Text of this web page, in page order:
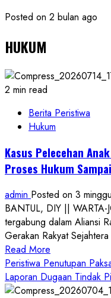
Posted on 2 bulan ago
HUKUM
2 min read
Berita Peristiwa
Hukum
Kasus Pelecehan
Proses Hukum
admin Posted on 3
BANTUL, DIY ||
tergabung dalam Aliansi
Gerakan Rakyat
Read More
more
about
Kasus
Peristiwa Penutupan
Laporan Dugaan Tindak